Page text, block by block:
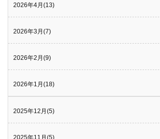
2026年4月(13)
2026年3月(7)
2026年2月(9)
2026年1月(18)
2025年12月(5)